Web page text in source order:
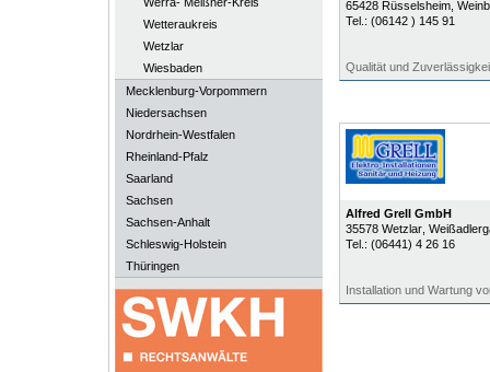
Wetteraukreis
Wetzlar
Wiesbaden
Mecklenburg-Vorpommern
Niedersachsen
Nordrhein-Westfalen
Rheinland-Pfalz
Saarland
Sachsen
Sachsen-Anhalt
Schleswig-Holstein
Thüringen
65428 Rüsselsheim,
Tel.: (06142 ) 145 91
Qualität und
Alfred Grell GmbH
35578 Wetzlar,
Tel.: (06441) 4 26 16
Installation und Wartung